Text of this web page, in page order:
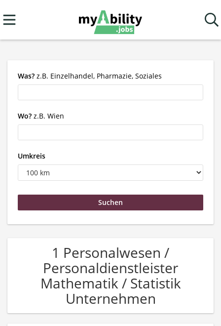
Was? z.B. Einzelhandel, Pharmazie, Soziales
Wo? z.B. Wien
Umkreis
1 Personalwesen /
Personaldienstleister
Mathematik / Statistik
Unternehmen